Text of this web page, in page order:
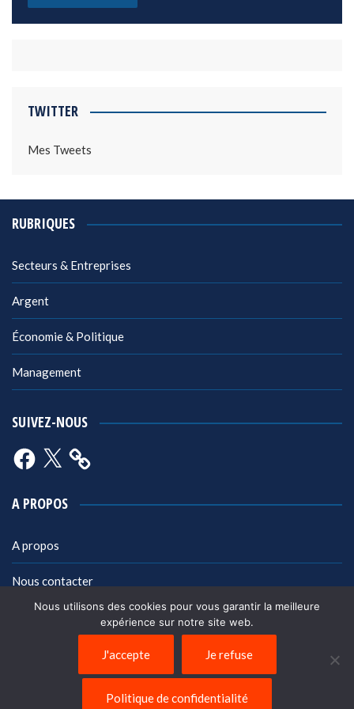
TWITTER
Mes Tweets
RUBRIQUES
Secteurs & Entreprises
Argent
Économie & Politique
Management
SUIVEZ-NOUS
Facebook
X
A PROPOS
A propos
Nous contacter
Politique de confidentialité
Nous utilisons des cookies pour vous garantir la meilleure
expérience sur notre site web.
J'accepte Je refuse
Politique de confidentialité